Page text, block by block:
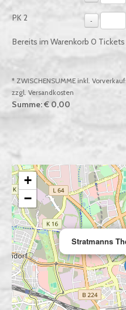
PK 2 -
Bereits im Warenkorb 0
* ZWISCHENSUMME inkl.
zzgl. Versandkosten
Summe:€ 0,00
Stratmanns
+
−